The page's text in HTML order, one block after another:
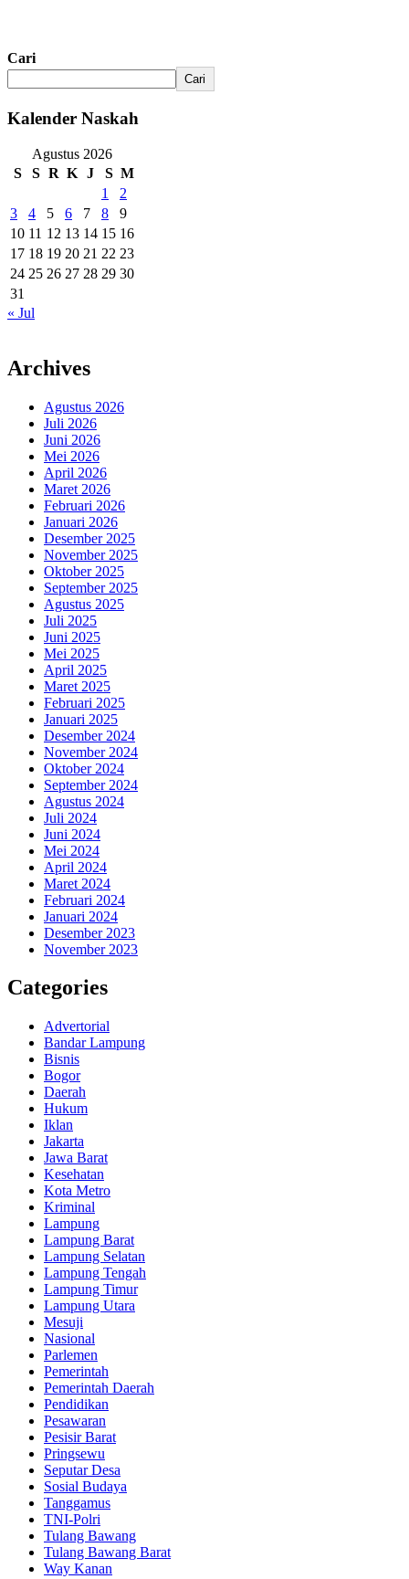
Cari
Cari
Kalender Naskah
Agustus 2026
S
S R K J S M
1
2
3
4 5 6 7 8
9
10 11 12 13 14 15 16
17 18 19 20 21 22 23
24 25 26 27 28 29 30
31
« Jul
Archives
Agustus 2026
Juli 2026
Juni 2026
Mei 2026
April 2026
Maret 2026
Februari 2026
Januari 2026
Desember 2025
November 2025
Oktober 2025
September 2025
Agustus 2025
Juli 2025
Juni 2025
Mei 2025
April 2025
Maret 2025
Februari 2025
Januari 2025
Desember 2024
November 2024
Oktober 2024
September 2024
Agustus 2024
Juli 2024
Juni 2024
Mei 2024
April 2024
Maret 2024
Februari 2024
Januari 2024
Desember 2023
November 2023
Categories
Advertorial
Bandar Lampung
Bisnis
Bogor
Daerah
Hukum
Iklan
Jakarta
Jawa Barat
Kesehatan
Kota Metro
Kriminal
Lampung
Lampung Barat
Lampung Selatan
Lampung Tengah
Lampung Timur
Lampung Utara
Mesuji
Nasional
Parlemen
Pemerintah
Pemerintah Daerah
Pendidikan
Pesawaran
Pesisir Barat
Pringsewu
Seputar Desa
Sosial Budaya
Tanggamus
TNI-Polri
Tulang Bawang
Tulang Bawang Barat
Way Kanan